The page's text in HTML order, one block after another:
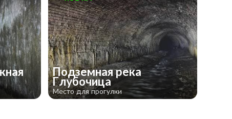
Подземная река
Глубочица
Место для прогулки